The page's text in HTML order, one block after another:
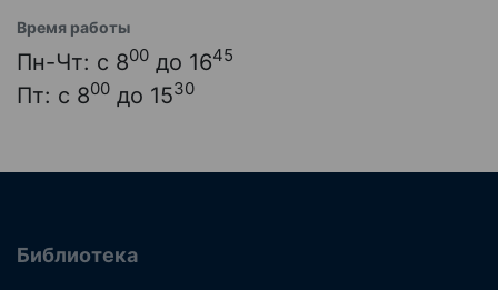
Время работы
Пн-Чт: с 800 до 1645
Пт: с 800 до 1530
Библиотека